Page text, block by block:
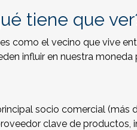
tiene que
como el vecino que vive
influir en nuestra
socio comercial (más
clave de productos,